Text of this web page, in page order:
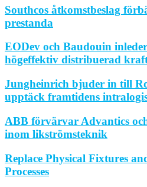
Southcos åtkomstbeslag
prestanda
EODev och Baudouin
högeffektiv distribuerad
Jungheinrich bjuder in till
upptäck framtidens
ABB förvärvar Advantics
inom likströmsteknik
Replace Physical Fixtures
Processes